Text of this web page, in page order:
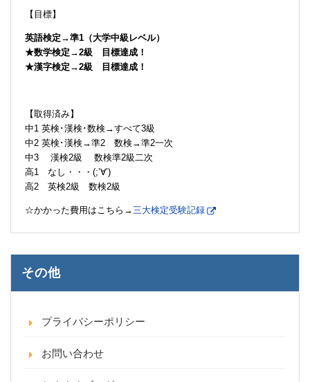
【目標】
英語検定→準1（大学中級レベル）
★数学検定→2級 目標達成！
★漢字検定→2級 目標達成！
【取得済み】
中1 英検･漢検･数検→すべて3級
中2 英検･漢検→準2 数検→準2一次
中3 漢検2級 数検準2級二次
高1 なし・・・(;’∀’)
高2 英検2級 数検2級
☆かかった費用はこちら→三大検定受験記録
その他
プライバシーポリシー
お問い合わせ